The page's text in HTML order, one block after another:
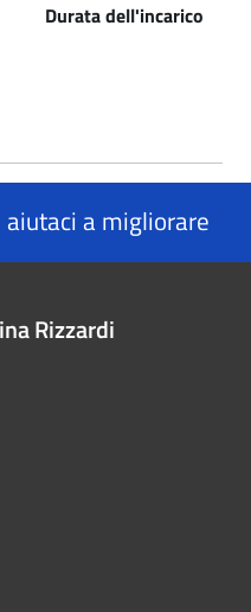
Durata dell'incarico
a migliorare
Rizzardi